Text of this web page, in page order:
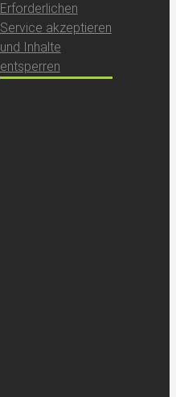
Erforderlichen
Service akzeptieren
und Inhalte
entsperren